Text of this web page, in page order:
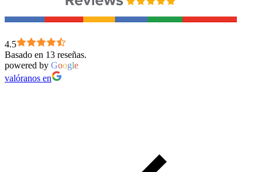
4.5
Basado en 13 reseñas.
powered by Google
valóranos en